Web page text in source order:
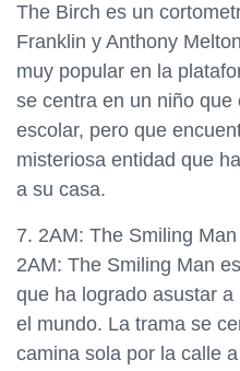
The Birch es un
Franklin y Anthony
muy popular en la
se centra en un niño
escolar, pero que
misteriosa entidad que
a su casa.
7. 2AM: The Smiling Man
2AM: The Smiling Man
que ha logrado asustar
el mundo. La trama se
camina sola por la calle